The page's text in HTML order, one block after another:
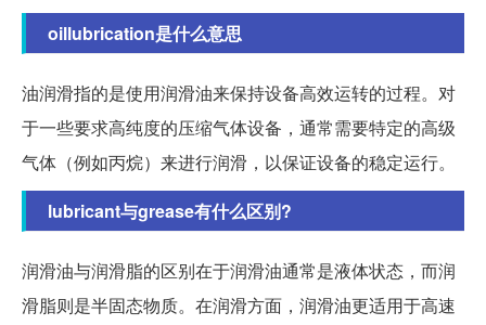
oillubrication是什么意思
油润滑指的是使用润滑油来保持设备高效运转的过程。对
于一些要求高纯度的压缩气体设备，通常需要特定的高级
气体（例如丙烷）来进行润滑，以保证设备的稳定运行。
lubricant与grease有什么区别?
润滑油与润滑脂的区别在于润滑油通常是液体状态，而润
滑脂则是半固态物质。在润滑方面，润滑油更适用于高速